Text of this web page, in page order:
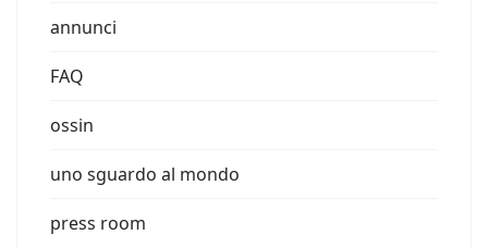
annunci
FAQ
ossin
uno sguardo al mondo
press room